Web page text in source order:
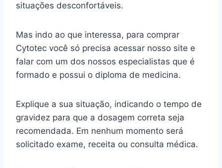
situações desconfortáveis.
Mas indo ao que interessa, para comprar
Cytotec você só precisa acessar nosso site e
falar com um dos nossos especialistas que é
formado e possui o diploma de medicina.
Explique a sua situação, indicando o tempo de
gravidez para que a dosagem correta seja
recomendada. Em nenhum momento será
solicitado exame, receita ou consulta médica.